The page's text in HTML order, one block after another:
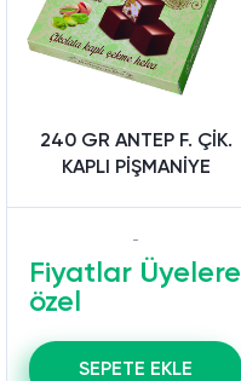
240 GR ANTEP F. ÇİK.
KAPLI PİŞMANİYE
Fiyatlar Üyelere
özel
SEPETE EKLE